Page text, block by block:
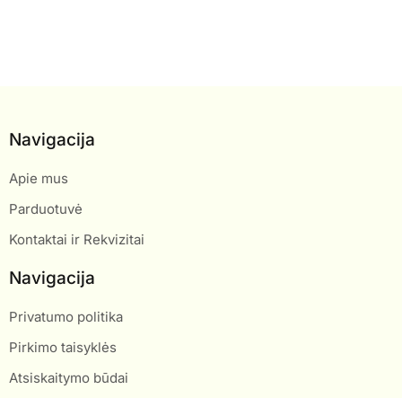
Navigacija
Apie mus
Parduotuvė
Kontaktai ir Rekvizitai
Navigacija
Privatumo politika
Pirkimo taisyklės
Atsiskaitymo būdai